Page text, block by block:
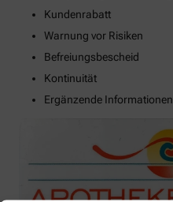
Kundenrabatt
Warnung vor Risiken
Befreiungsbescheid
Kontinuität
Ergänzende Informationen